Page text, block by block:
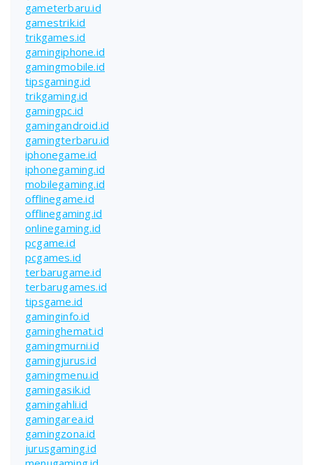
gameterbaru.id
gamestrik.id
trikgames.id
gamingiphone.id
gamingmobile.id
tipsgaming.id
trikgaming.id
gamingpc.id
gamingandroid.id
gamingterbaru.id
iphonegame.id
iphonegaming.id
mobilegaming.id
offlinegame.id
offlinegaming.id
onlinegaming.id
pcgame.id
pcgames.id
terbarugame.id
terbarugames.id
tipsgame.id
gaminginfo.id
gaminghemat.id
gamingmurni.id
gamingjurus.id
gamingmenu.id
gamingasik.id
gamingahli.id
gamingarea.id
gamingzona.id
jurusgaming.id